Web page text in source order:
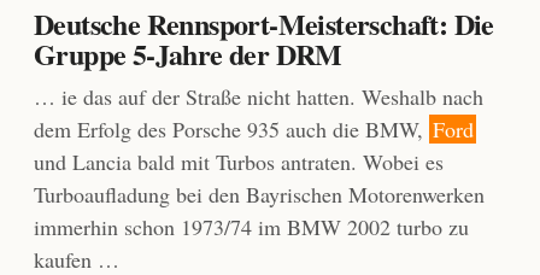
Deutsche Rennsport-Meisterschaft: Die
Gruppe 5-Jahre der DRM
… ie das auf der Straße nicht hatten. Weshalb nach
dem Erfolg des Porsche 935 auch die BMW, Ford
und Lancia bald mit Turbos antraten. Wobei es
Turboaufladung bei den Bayrischen Motorenwerken
immerhin schon 1973/74 im BMW 2002 turbo zu
kaufen …